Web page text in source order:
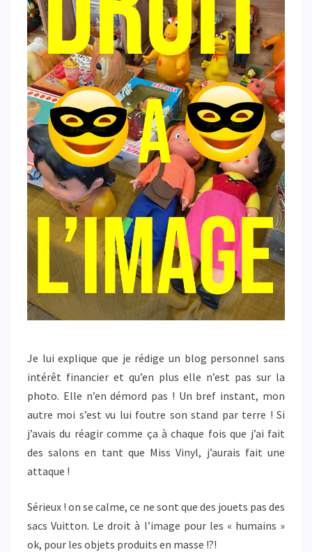
Je lui explique que je rédige un blog personnel sans
intérêt financier et qu’en plus elle n’est pas sur la
photo. Elle n’en démord pas ! Un bref instant, mon
autre moi s’est vu lui foutre son stand par terre ! Si
j’avais du réagir comme ça à chaque fois que j’ai fait
des salons en tant que Miss Vinyl, j’aurais fait une
attaque !
Sérieux ! on se calme, ce ne sont que des jouets pas des
sacs Vuitton. Le droit à l’image pour les « humains »
ok, pour les objets produits en masse !?!